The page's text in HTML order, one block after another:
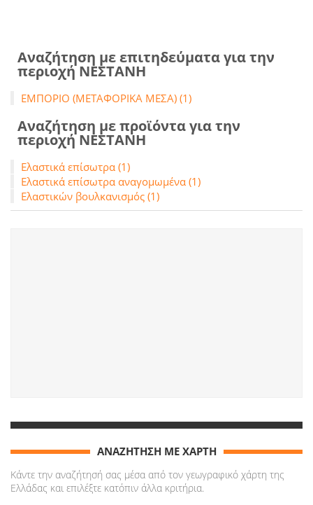
Αναζήτηση με επιτηδεύματα για την
περιοχή ΝΕΣΤΑΝΗ
ΕΜΠΟΡΙΟ (ΜΕΤΑΦΟΡΙΚΑ ΜΕΣΑ) (1)
Αναζήτηση με προϊόντα για την
περιοχή ΝΕΣΤΑΝΗ
Ελαστικά επίσωτρα (1)
Ελαστικά επίσωτρα αναγομωμένα (1)
Ελαστικών βουλκανισμός (1)
ΑΝΑΖΗΤΗΣΗ ΜΕ ΧΑΡΤΗ
Κάντε την αναζήτησή σας μέσα από τον γεωγραφικό χάρτη της
Ελλάδας και επιλέξτε κατόπιν άλλα κριτήρια.